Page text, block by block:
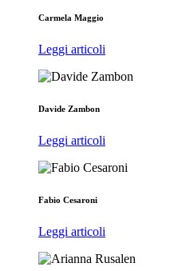
Carmela Maggio
Leggi articoli
Davide Zambon
Leggi articoli
Fabio Cesaroni
Leggi articoli